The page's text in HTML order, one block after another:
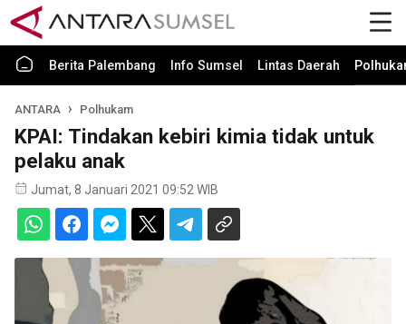
Berita Palembang Info Sumsel Lintas Daerah
ANTARA Polhukam
KPAI: Tindakan kebiri kimia tidak untuk
pelaku anak
Jumat, 8 Januari 2021 09:52 WIB